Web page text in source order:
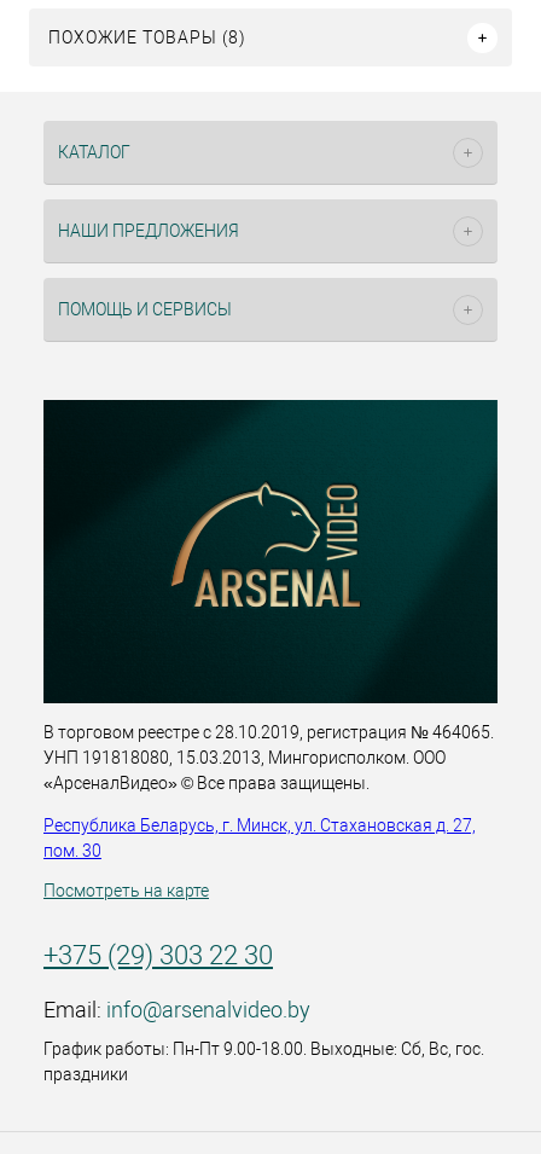
ПОХОЖИЕ ТОВАРЫ (8)
КАТАЛОГ
НАШИ ПРЕДЛОЖЕНИЯ
ПОМОЩЬ И СЕРВИСЫ
В торговом реестре с 28.10.2019, регистрация № 464065.
УНП 191818080, 15.03.2013, Мингорисполком. ООО
«АрсеналВидео» © Все права защищены.
Республика Беларусь, г. Минск, ул. Стахановская д. 27,
пом. 30
Посмотреть на карте
+375 (29) 303 22 30
Email: info@arsenalvideo.by
График работы: Пн-Пт 9.00-18.00. Выходные: Сб, Вс, гос.
праздники